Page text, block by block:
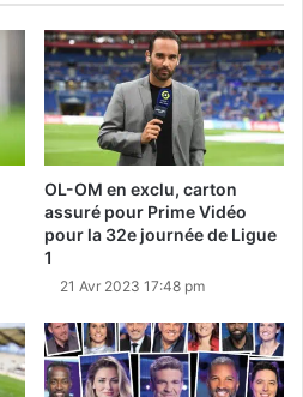
OL-OM en exclu, carton
assuré pour Prime Vidéo
pour la 32e journée de Ligue
1
21 Avr 2023 17:48 pm